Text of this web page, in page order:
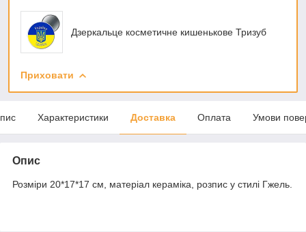
Дзеркальце косметичне кишенькове Тризуб
Приховати
Характеристики Доставка Оплата Умови
Опис
Розміри 20*17*17 см, матеріал кераміка, розпис у стилі Гжель.